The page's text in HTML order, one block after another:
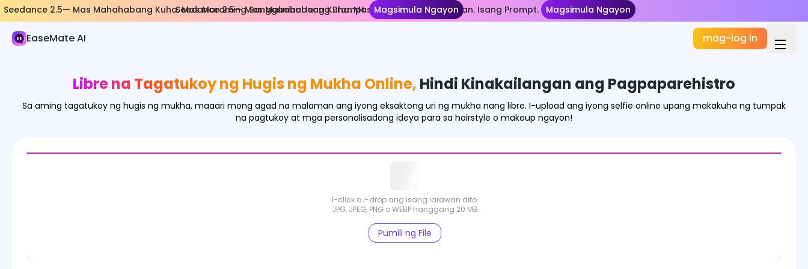
Seedance 2.5— Mas Mahahabang Kuha. Mas Maraming Sanggunian. Isang Prompt. Magsimula Ngayon
Seedance 2.5— Mas Mahahabang Kuha. Mas Maraming Sanggunian. Isang Prompt. Magsimula Ngayon
EaseMate AI mag-log in
AI Larawan
Generator ng Imahe
Tagapag-convert ng Imahe
Libre na Tagatukoy ng Hugis ng Mukha Online, Hindi Kinakailangan ang Pagpaparehistro
Sa aming tagatukoy ng hugis ng mukha, maaari mong agad na malaman ang iyong eksaktong uri ng mukha nang libre. I-upload ang iyong selfie online upang makakuha ng tumpak
na pagtukoy at mga personalisadong ideya para sa hairstyle o makeup ngayon!
I-click o i-drop ang isang larawan dito
JPG, JPEG, PNG o WEBP hanggang 20 MB
Pumili ng File